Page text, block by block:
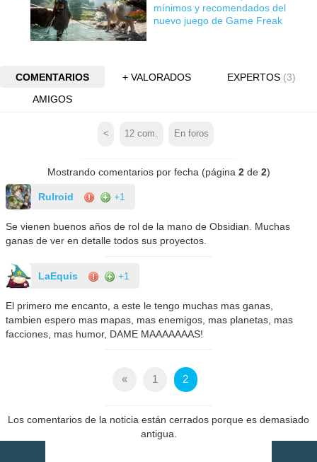
mínimos y recomendados del
nuevo juego de Game Freak
COMENTARIOS + VALORADOS EXPERTOS (3)
AMIGOS
< 12 com. En foros
Mostrando comentarios por fecha (página 2de 2)
Rulroid +1
Se vienen buenos años de rol de la mano de Obsidian. Muchas
ganas de ver en detalle todos sus proyectos.
LaEquis +1
El primero me encanto, a este le tengo muchas mas ganas,
tambien espero mas mapas, mas enemigos, mas planetas, mas
facciones, mas humor, DAME MAAAAAAAS!
« 1 2
Los comentarios de la noticia están cerrados porque es demasiado
antigua.